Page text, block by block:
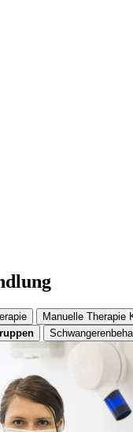
Manuelle Therapie